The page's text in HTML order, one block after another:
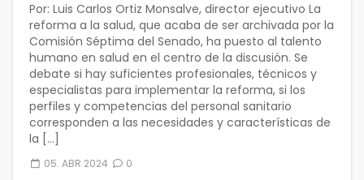
Por: Luis Carlos Ortiz Monsalve, director ejecutivo La
reforma a la salud, que acaba de ser archivada por la
Comisión Séptima del Senado, ha puesto al talento
humano en salud en el centro de la discusión. Se
debate si hay suficientes profesionales, técnicos y
especialistas para implementar la reforma, si los
perfiles y competencias del personal sanitario
corresponden a las necesidades y características de
la […]
05. ABR 2024 0